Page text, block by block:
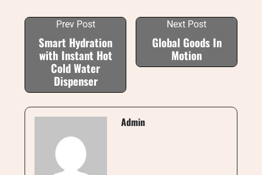
Prev Post
Smart Hydration
with Instant Hot
Cold Water
Dispenser
Next Post
Global Goods In
Motion
Admin